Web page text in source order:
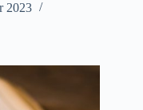
2023